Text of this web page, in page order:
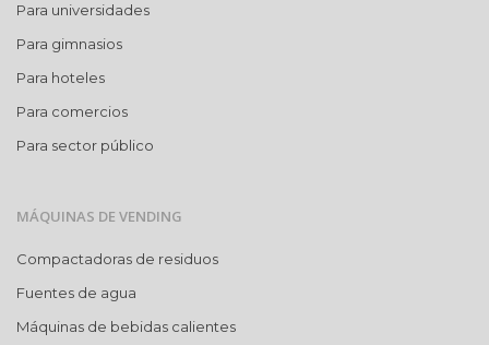
Para universidades
Para gimnasios
Para hoteles
Para comercios
Para sector público
MÁQUINAS DE VENDING
Compactadoras de residuos
Fuentes de agua
Máquinas de bebidas calientes